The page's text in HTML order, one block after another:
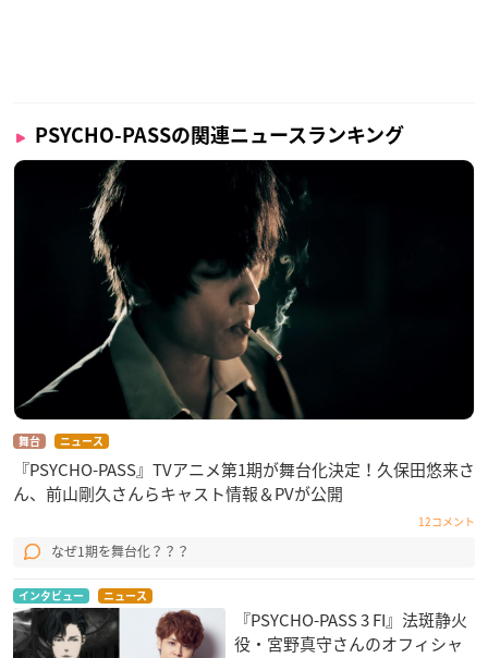
PSYCHO-PASSの関連ニュースランキング
舞台 ニュース
『PSYCHO-PASS』TVアニメ第1期が舞台化決定！久保田悠来さ
ん、前山剛久さんらキャスト情報＆PVが公開
12コメント
なぜ1期を舞台化？？？
インタビュー ニュース
『PSYCHO-PASS 3 FI』法斑静火
役・宮野真守さんのオフィシャ